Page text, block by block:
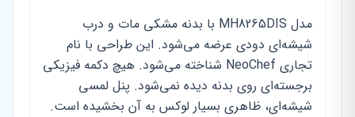
مدل MH8265DIS با بدنه مشکی مات و درب
شیشه‌ای دودی عرضه می‌شود. این طراحی با نام
تجاری NeoChef شناخته می‌شود. هیچ دکمه فیزیکی
برجسته‌ای روی بدنه دیده نمی‌شود. پنل لمسی
شیشه‌ای، ظاهری بسیار لوکس به آن بخشیده است.